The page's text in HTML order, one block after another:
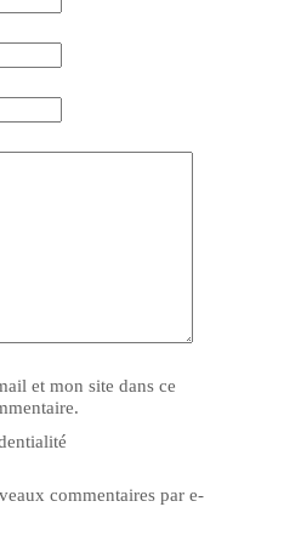
et mon site dans ce
commentaires par e-